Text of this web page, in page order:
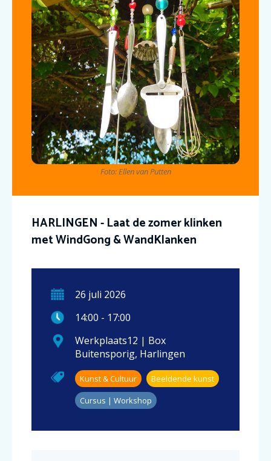
Foto: Ellen van Putten
HARLINGEN - Laat de zomer klinken
met WindGong & WandKlanken
26 juli 2026
14:00 - 17:00
Werkplaats12 | Box
Buitensporig, Harlingen
Kunst & Cultuur
Beeldende kunst
Cursus | Workshop